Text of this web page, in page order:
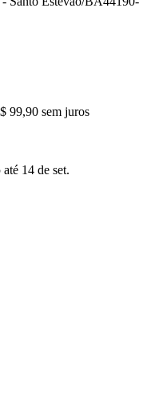
99,90 sem juros
até 14 de set.